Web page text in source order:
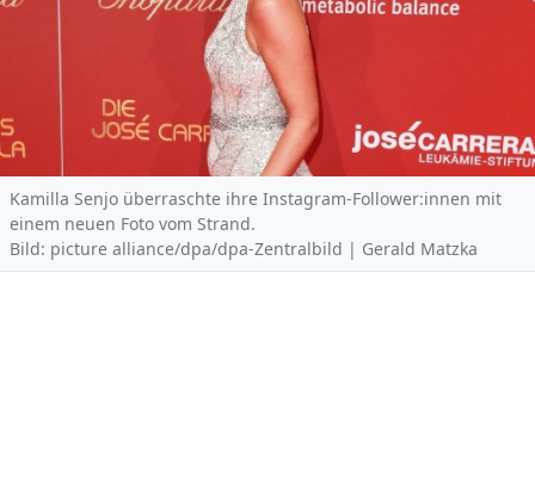
Kamilla Senjo überraschte ihre Instagram-Follower:innen mit
einem neuen Foto vom Strand.
Bild: picture alliance/dpa/dpa-Zentralbild | Gerald Matzka